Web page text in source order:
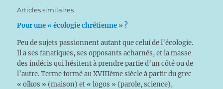
Articles similaires
Pour une « écologie chrétienne » ?
Peu de sujets passionnent autant que celui de l’écologie.
Il a ses fanatiques, ses opposants acharnés, et la masse
des indécis qui hésitent à prendre partie d’un côté ou de
l’autre. Terme formé au XVIIIème siècle à partir du grec
« oîkos » (maison) et « logos » (parole, science),